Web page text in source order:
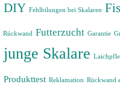
DIY Fehlbilungen bei Skalaren
Rückwand Futterzucht Garantie
junge Skalare
Produkttest Reklamation Rückwand